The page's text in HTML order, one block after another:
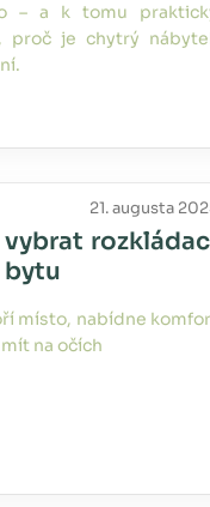
– a k tomu
proč je chytrý
21. augusta
bytu
místo, nabídne
na očích